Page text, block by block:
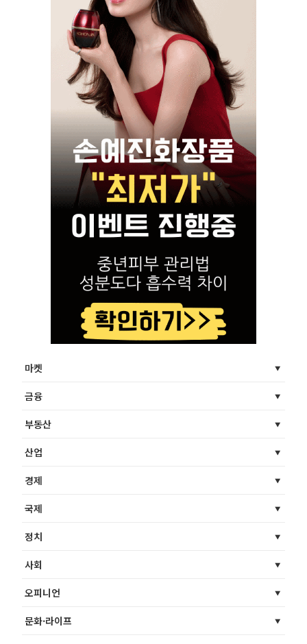
마켓
금융
부동산
산업
경제
국제
정치
사회
오피니언
문화·라이프